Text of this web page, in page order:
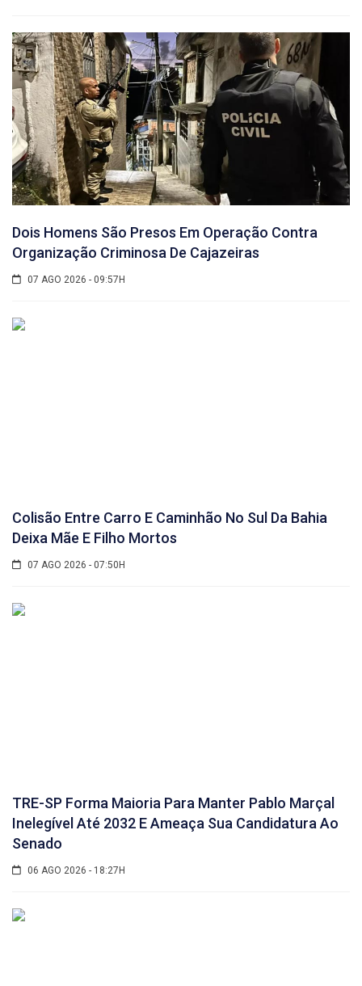
Dois Homens São Presos Em Operação Contra
Organização Criminosa De Cajazeiras
07 AGO 2026 - 09:57H
Colisão Entre Carro E Caminhão No Sul Da Bahia
Deixa Mãe E Filho Mortos
07 AGO 2026 - 07:50H
TRE-SP Forma Maioria Para Manter Pablo Marçal
Inelegível Até 2032 E Ameaça Sua Candidatura Ao
Senado
06 AGO 2026 - 18:27H